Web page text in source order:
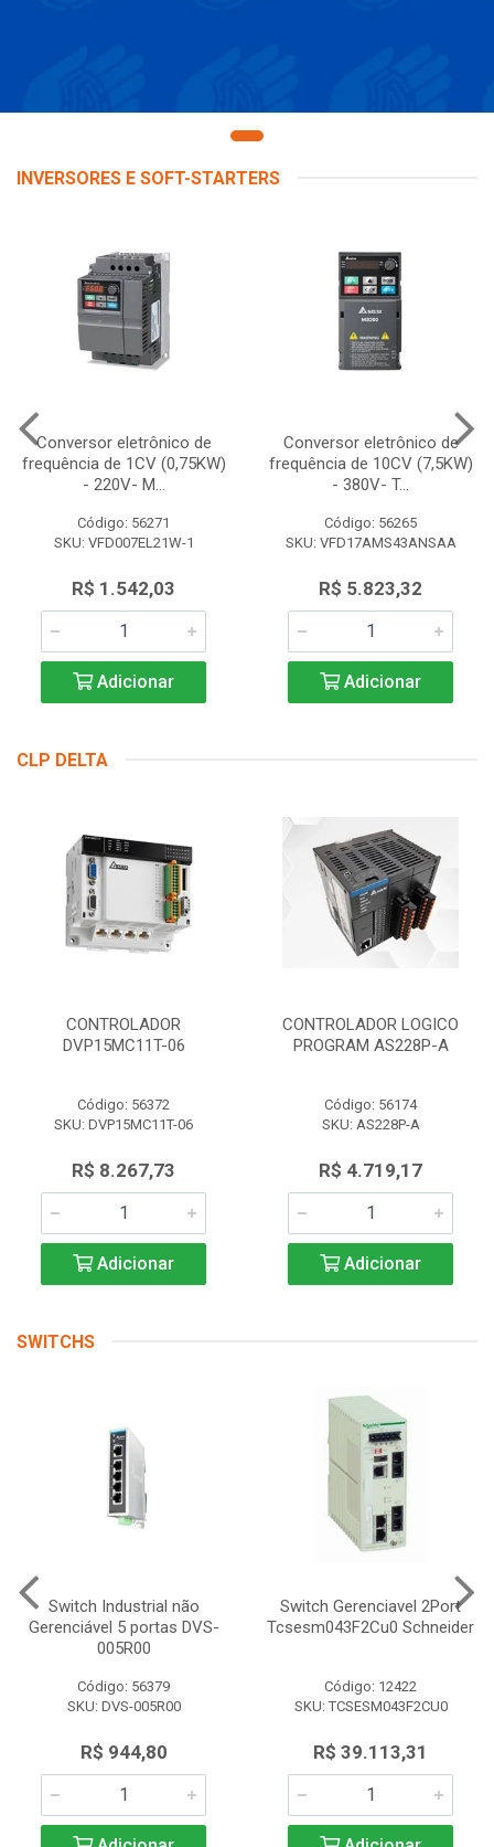
INVERSORES E SOFT-STARTERS
Conversor eletrônico de
frequência de 1CV (0,75KW)
- 220V- M...
Código: 56271
SKU: VFD007EL21W-1
R$ 1.542,03
Adicionar
Conversor eletrônico de
frequência de 10CV (7,5KW)
- 380V- T...
Código: 56265
SKU: VFD17AMS43ANSAA
R$ 5.823,32
Adicionar
CLP DELTA
CONTROLADOR
DVP15MC11T-06
Código: 56372
SKU: DVP15MC11T-06
R$ 8.267,73
Adicionar
CONTROLADOR LOGICO
PROGRAM AS228P-A
Código: 56174
SKU: AS228P-A
R$ 4.719,17
Adicionar
SWITCHS
Switch Industrial não
Gerenciável 5 portas DVS-
005R00
Código: 56379
SKU: DVS-005R00
R$ 944,80
Switch Gerenciavel 2Port
Tcsesm043F2Cu0 Schneider
Código: 12422
SKU: TCSESM043F2CU0
R$ 39.113,31